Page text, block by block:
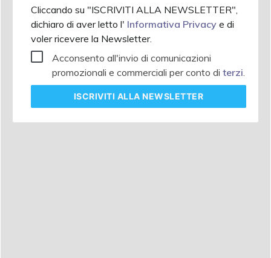
Cliccando su "ISCRIVITI ALLA NEWSLETTER",
dichiaro di aver letto l' Informativa Privacy e di
voler ricevere la Newsletter.
Acconsento all'invio di comunicazioni
promozionali e commerciali per conto di terzi
ISCRIVITI ALLA NEWSLETTER